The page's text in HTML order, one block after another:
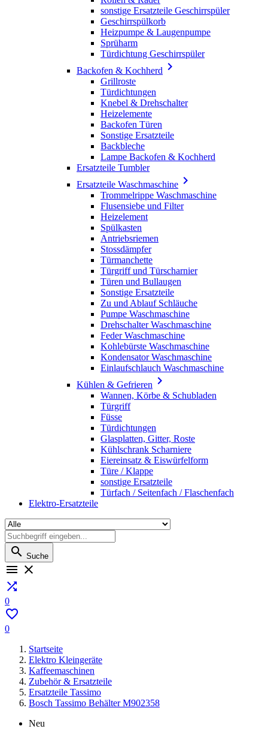
sonstige Ersatzteile Geschirrspüler
Geschirrspülkorb
Heizpumpe & Laugenpumpe
Sprüharm
Türdichtung Geschirrspüler
Backofen & Kochherd 
Grillroste
Türdichtungen
Knebel & Drehschalter
Heizelemente
Backofen Türen
Sonstige Ersatzteile
Backbleche
Lampe Backofen & Kochherd
Ersatzteile Tumbler
Ersatzteile Waschmaschine 
Trommelrippe Waschmaschine
Flusensiebe und Filter
Heizelement
Spülkasten
Antriebsriemen
Stossdämpfer
Türmanchette
Türgriff und Türscharnier
Türen und Bullaugen
Sonstige Ersatzteile
Zu und Ablauf Schläuche
Pumpe Waschmaschine
Drehschalter Waschmaschine
Feder Waschmaschine
Kohlebürste Waschmaschine
Kondensator Waschmaschine
Einlaufschlauch Waschmaschine
Kühlen & Gefrieren 
Wannen, Körbe & Schubladen
Türgriff
Füsse
Türdichtungen
Glasplatten, Gitter, Roste
Kühlschrank Scharniere
Eiereinsatz & Eiswürfelform
Türe / Klappe
sonstige Ersatzteile
Türfach / Seitenfach / Flaschenfach
Elektro-Ersatzteile
 Suche
 

0

0
Startseite
Elektro Kleingeräte
Kaffeemaschinen
Zubehör & Ersatzteile
Ersatzteile Tassimo
Bosch Tassimo Behälter M902358
Neu